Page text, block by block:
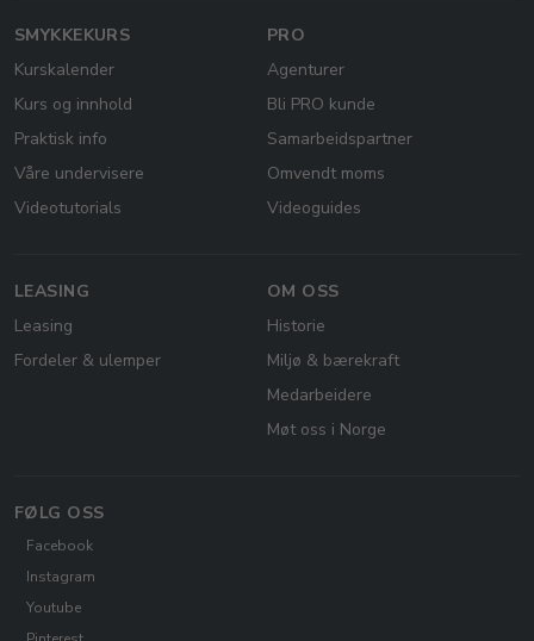
SMYKKEKURS
Kurskalender
Kurs og innhold
Praktisk info
Våre undervisere
Videotutorials
PRO
Agenturer
Bli PRO kunde
Samarbeidspartner
Omvendt moms
Videoguides
LEASING
Leasing
Fordeler & ulemper
OM OSS
Historie
Miljø & bærekraft
Medarbeidere
Møt oss i Norge
FØLG OSS
Facebook
Instagram
Youtube